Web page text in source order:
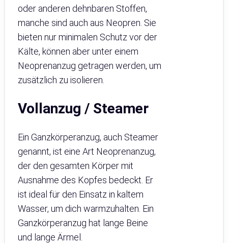
oder anderen dehnbaren Stoffen,
manche sind auch aus Neopren. Sie
bieten nur minimalen Schutz vor der
Kälte, können aber unter einem
Neoprenanzug getragen werden, um
zusätzlich zu isolieren.
Vollanzug / Steamer
Ein Ganzkörperanzug, auch Steamer
genannt, ist eine Art Neoprenanzug,
der den gesamten Körper mit
Ausnahme des Kopfes bedeckt. Er
ist ideal für den Einsatz in kaltem
Wasser, um dich warmzuhalten. Ein
Ganzkörperanzug hat lange Beine
und lange Ärmel.